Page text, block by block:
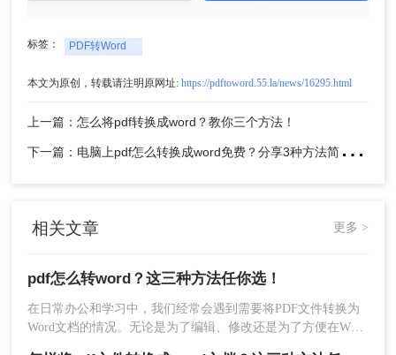
转换功能。这些软件通常支持批量转换、保留原始
的需求。下面以转转大师PDF转换软件进行PDF转
Word操作为例。
操作如下：
1、首先在本网页，下载安装转转大师pdf转换器
标签： PDF转Word
本文为原创，转载请注明原网址: https://pdftoword.55.la/news/16295.html
上一篇：怎么将pdf转换成word？教你三个方法！
下
一篇：电脑上pdf怎么转换成word免费？分享3种方法简单易学！
相关文章 更多 >
pdf怎么转word？这三种方法任你选！
在日常办公和学习中，我们经常会遇到需要将PDF文件转换为
Word文档的情况。无论是为了编辑、修改还是为了方便在Word